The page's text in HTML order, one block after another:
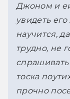
Джоном и
увидеть
научится,
трудно, не
спрашивать
тоска
прочно